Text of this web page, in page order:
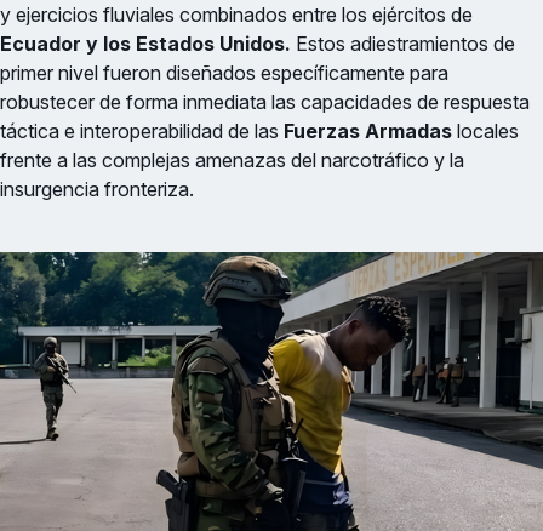
y ejercicios fluviales combinados entre los ejércitos de
Ecuador y los Estados Unidos. Estos adiestramientos de
primer nivel fueron diseñados específicamente para
robustecer de forma inmediata las capacidades de respuesta
táctica e interoperabilidad de las Fuerzas Armadas locales
frente a las complejas amenazas del narcotráfico y la
insurgencia fronteriza.